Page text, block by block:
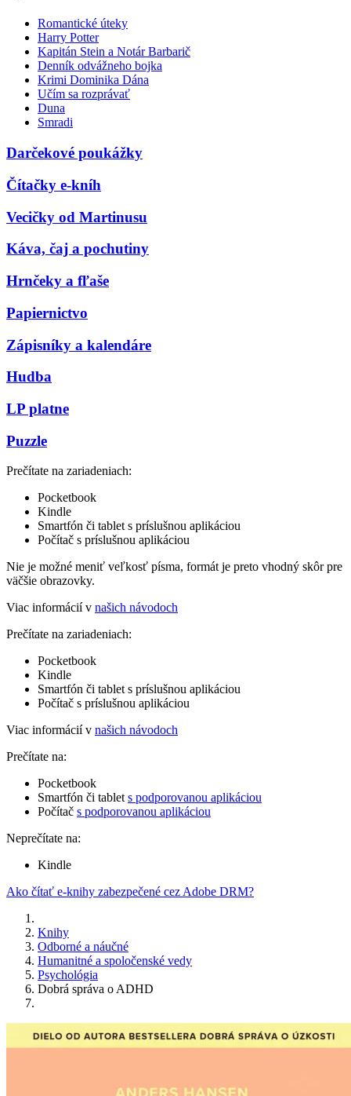
Romantické úteky
Harry Potter
Kapitán Stein a Notár Barbarič
Denník odvážneho bojka
Krimi Dominika Dána
Učím sa rozprávať
Duna
Smradi
Darčekové poukážky
Čítačky e-kníh
Vecičky od Martinusu
Káva, čaj a pochutiny
Hrnčeky a fľaše
Papiernictvo
Zápisníky a kalendáre
Hudba
LP platne
Puzzle
Prečítate na zariadeniach:
Pocketbook
Kindle
Smartfón či tablet s príslušnou aplikáciou
Počítač s príslušnou aplikáciou
Nie je možné meniť veľkosť písma, formát je preto vhodný skôr pre
väčšie obrazovky.
Viac informácií v našich návodoch
Prečítate na zariadeniach:
Pocketbook
Kindle
Smartfón či tablet s príslušnou aplikáciou
Počítač s príslušnou aplikáciou
Viac informácií v našich návodoch
Prečítate na:
Pocketbook
Smartfón či tablet s podporovanou aplikáciou
Počítač s podporovanou aplikáciou
Neprečítate na:
Kindle
Ako čítať e-knihy zabezpečené cez Adobe DRM?
Knihy
Odborné a náučné
Humanitné a spoločenské vedy
Psychológia
Dobrá správa o ADHD